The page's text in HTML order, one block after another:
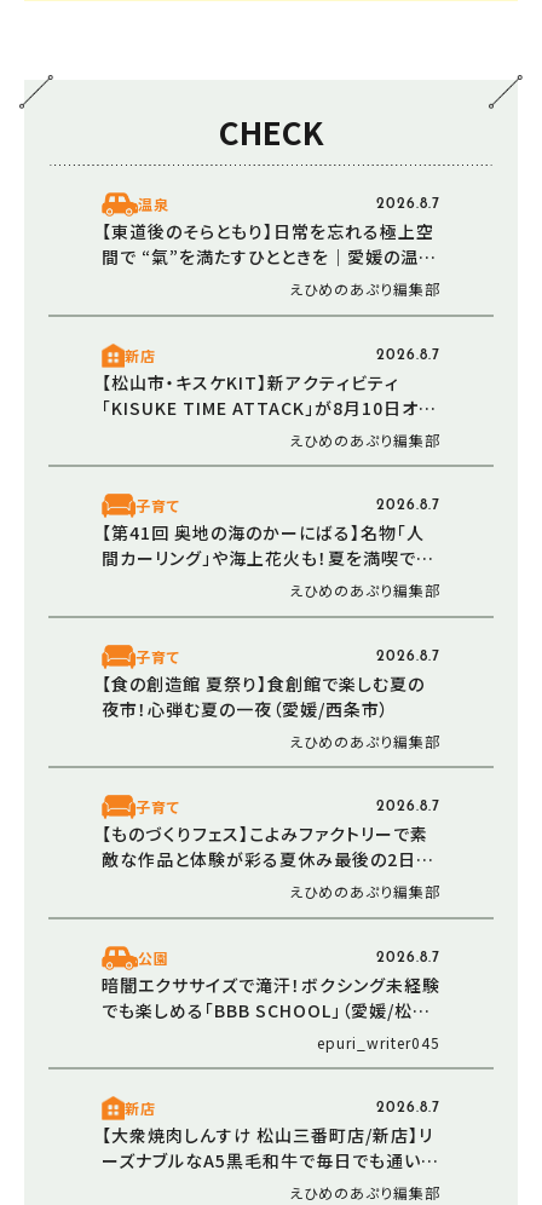
CHECK
温泉 2026.8.7
【東道後のそらともり】日常を忘れる極上空
間で “氣”を満たすひとときを｜愛媛の温泉
えひめのあぷり編集部
新店 2026.8.7
【松山市・キスケKIT】新アクティビティ
「KISUKE TIME ATTACK」が8月10日オー
プン！ 走る・登る・くぐる――全身で障害物に挑
えひめのあぷり編集部
子育て 2026.8.7
【第41回 奥地の海のかーにばる】名物「人
間カーリング」や海上花火も！夏を満喫でき
る恒例イベント（愛媛/西予市）えひめのあぷり編集部
子育て 2026.8.7
【食の創造館 夏祭り】食創館で楽しむ夏の
夜市！心弾む夏の一夜（愛媛/西条市）
えひめのあぷり編集部
子育て 2026.8.7
【ものづくりフェス】こよみファクトリーで素
敵な作品と体験が彩る夏休み最後の2日間
えひめのあぷり編集部
公園 2026.8.7
暗闇エクササイズで滝汗！ボクシング未経験
でも楽しめる「BBB SCHOOL」（愛媛/松山
epuri_writer045
新店 2026.8.7
【大衆焼肉しんすけ 松山三番町店/新店】リ
ーズナブルなA5黒毛和牛で毎日でも通いた
くなる焼肉店オープン（2026/5/16 愛媛/松
えひめのあぷり編集部